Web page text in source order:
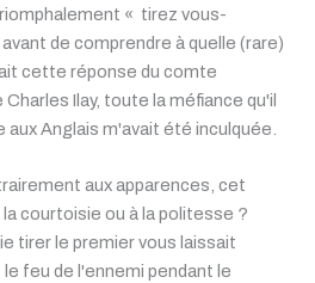
« tirez vous-
de comprendre à quelle (rare)
cette réponse du comte
Ilay, toute la méfiance qu'il
Anglais m'avait été inculquée.
aux apparences, cet
courtoisie ou à la politesse ?
tirer le premier vous laissait
feu de l'ennemi pendant le